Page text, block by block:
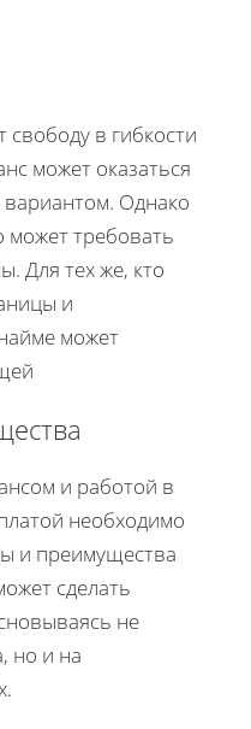
свободу в гибкости
может оказаться
Однако
может требовать
Для тех же, кто
и
может
и работой в
необходимо
и преимущества
сделать
не
но и на